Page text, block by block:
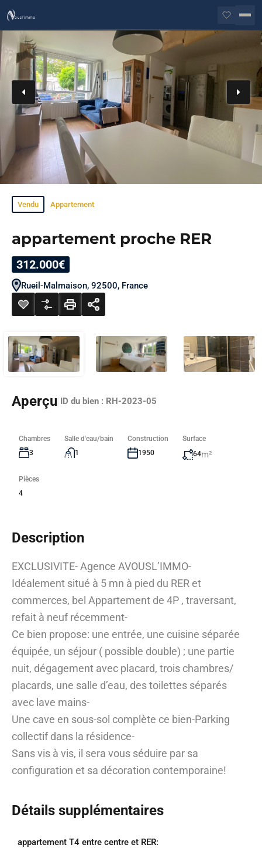
Vendu Appartement
appartement proche RER
312.000€
Rueil-Malmaison, 92500, France
Aperçu ID du bien : RH-2023-05
Chambres
3
Salle d'eau/bain
1
Construction
1950
Surface
64m²
Pièces
4
Description
EXCLUSIVITE- Agence AVOUSL’IMMO-
Idéalement situé à 5 mn à pied du RER et
commerces, bel Appartement de 4P , traversant,
refait à neuf récemment-
Ce bien propose: une entrée, une cuisine séparée
équipée, un séjour ( possible double) ; une partie
nuit, dégagement avec placard, trois chambres/
placards, une salle d’eau, des toilettes séparés
avec lave mains-
Une cave en sous-sol complète ce bien-Parking
collectif dans la résidence-
Sans vis à vis, il sera vous séduire par sa
configuration et sa décoration contemporaine!
Détails supplémentaires
appartement T4 entre centre et RER: